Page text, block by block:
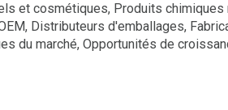
et cosmétiques, Produits chimiques
Distributeurs d'emballages,
du marché, Opportunités de